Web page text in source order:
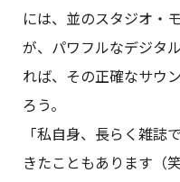
には、並のスタジオ・
が、パワフルなデジタ
れば、その正確なサウ
ろう。
「私自身、長らく雑誌
きたこともあります（